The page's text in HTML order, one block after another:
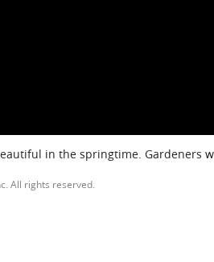
in the springtime. Gardeners
All rights reserved.